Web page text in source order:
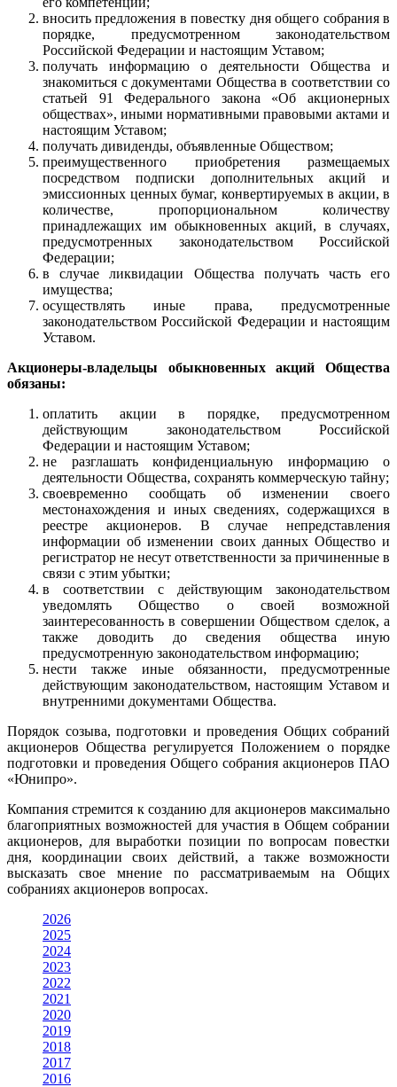
вносить предложения в повестку дня общего собрания в
порядке, предусмотренном законодательством
Российской Федерации и настоящим Уставом;
получать информацию о деятельности Общества и
знакомиться с документами Общества в соответствии со
статьей 91 Федерального закона «Об акционерных
обществах», иными нормативными правовыми актами и
настоящим Уставом;
получать дивиденды, объявленные Обществом;
преимущественного приобретения размещаемых
посредством подписки дополнительных акций и
эмиссионных ценных бумаг, конвертируемых в акции, в
количестве, пропорциональном количеству
принадлежащих им обыкновенных акций, в случаях,
предусмотренных законодательством Российской
Федерации;
в случае ликвидации Общества получать часть его
имущества;
осуществлять иные права, предусмотренные
законодательством Российской Федерации и настоящим
Уставом.
Акционеры-владельцы обыкновенных акций Общества
обязаны:
оплатить акции в порядке, предусмотренном
действующим законодательством Российской
Федерации и настоящим Уставом;
не разглашать конфиденциальную информацию о
деятельности Общества, сохранять коммерческую тайну;
своевременно сообщать об изменении своего
местонахождения и иных сведениях, содержащихся в
реестре акционеров. В случае непредставления
информации об изменении своих данных Общество и
регистратор не несут ответственности за причиненные в
связи с этим убытки;
в соответствии с действующим законодательством
уведомлять Общество о своей возможной
заинтересованность в совершении Обществом сделок, а
также доводить до сведения общества иную
предусмотренную законодательством информацию;
нести также иные обязанности, предусмотренные
действующим законодательством, настоящим Уставом и
внутренними документами Общества.
Порядок созыва, подготовки и проведения Общих собраний
акционеров Общества регулируется Положением о порядке
подготовки и проведения Общего собрания акционеров ПАО
«Юнипро».
Компания стремится к созданию для акционеров максимально
благоприятных возможностей для участия в Общем собрании
акционеров, для выработки позиции по вопросам повестки
дня, координации своих действий, а также возможности
высказать свое мнение по рассматриваемым на Общих
собраниях акционеров вопросах.
2026
2025
2024
2023
2022
2021
2020
2019
2018
2017
2016